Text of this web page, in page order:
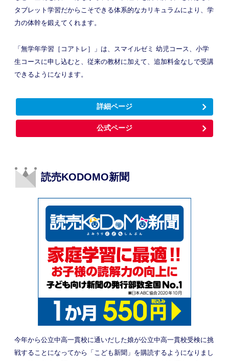
タブレット学習だからこそできる体系的なカリキュラムにより、学
力の体幹を鍛えてくれます。
「無学年学習［コアトレ］」は、スマイルゼミ 幼児コース、小学
生コースに申し込むと、従来の教材に加えて、追加料金なしで受講
できるようになります。
詳細ページ
公式ページ
読売KODOMO新聞
今年から公立中高一貫校に通いだした娘が公立中高一貫校受検に挑
戦することになってから「こども新聞」を購読するようになりまし